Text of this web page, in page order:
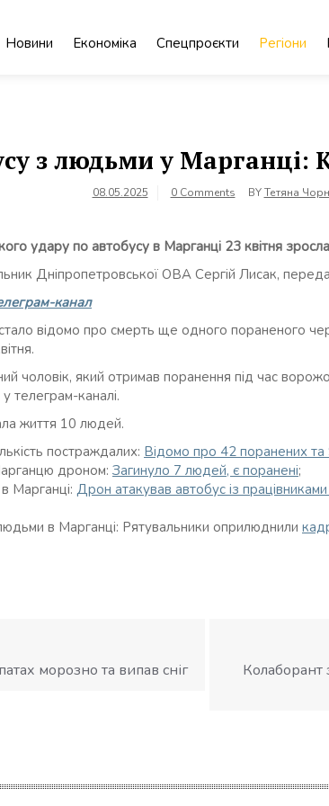
Новини Економіка Спецпроєкти Регіони
з людьми у Марганці:
08.05.2025 0 Comments BYТетяна
удару по автобусу в Марганці 23 квітня
Дніпропетровської ОВА Сергій Лисак,
канал
відомо про смерть ще одного пораненого
чоловік, який отримав поранення під час
телеграм-каналі.
життя 10 людей.
постраждалих: Відомо про 42 поранених та
дроном: Загинуло 7 людей, є поранені;
Марганці: Дрон атакував автобус із
в Марганці: Рятувальники оприлюднили
морозно та випав сніг